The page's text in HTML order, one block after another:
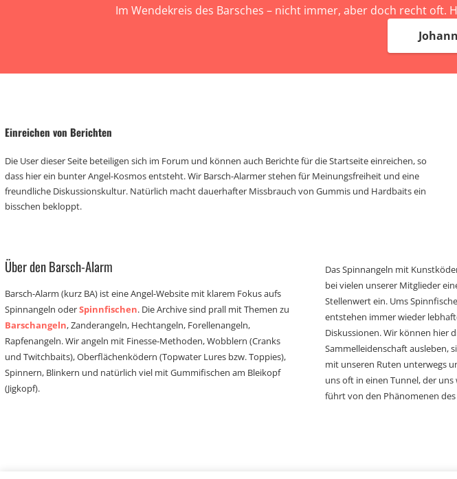
Im Wendekreis des Barsches – nicht immer, aber doch recht oft.
Einreichen von Berichten
Die User dieser Seite beteiligen sich im Forum und können auch Berichte für die Startseite einreichen, so
dass hier ein bunter Angel-Kosmos entsteht. Wir Barsch-Alarmer stehen für Meinungsfreiheit und eine
freundliche Diskussionskultur. Natürlich macht dauerhafter Missbrauch von Gummis und Hardbaits ein
bisschen bekloppt.
Über den Barsch-Alarm
Barsch-Alarm (kurz BA) ist eine Angel-Website mit klarem Fokus aufs
Spinnangeln oderSpinnfischen. Die Archive sind prall mit Themen zu
Barschangeln, Zanderangeln, Hechtangeln, Forellenangeln,
Rapfenangeln. Wir angeln mit Finesse-Methoden, Wobblern (Cranks
und Twitchbaits), Oberflächenködern (Topwater Lures bzw. Toppies),
Spinnern, Blinkern und natürlich viel mit Gummifischen am Bleikopf
(Jigkopf).
Das Spinnangeln mit
bei vielen unserer Mitglieder
Stellenwert ein. Ums
entstehen immer wieder
Diskussionen. Wir können hier
Sammelleidenschaft ausleben,
mit unseren Ruten unterwegs
uns oft in einen Tunnel, der uns
führt von den Phänomenen des